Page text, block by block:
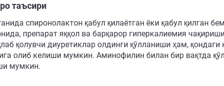
таъсири
спиронолактон қабул қилаётган ёки қабул қилган
препарат яққол ва барқарор гиперкалиемия
қолувчи диуретиклар олдинги қўлланиши ҳам, қондаги
олиб келиши мумкин. Аминофилин билан бир вақтда
мумкин.